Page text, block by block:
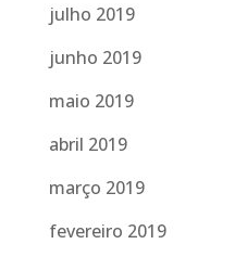
julho 2019
junho 2019
maio 2019
abril 2019
março 2019
fevereiro 2019